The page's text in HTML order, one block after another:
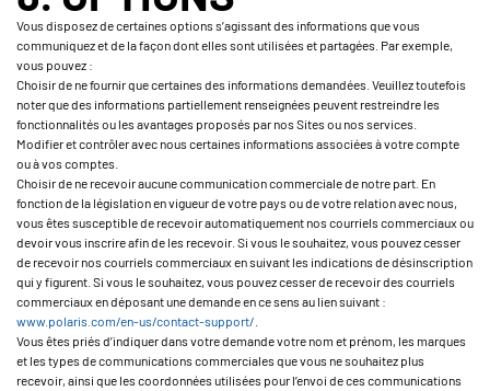
Vous disposez de certaines options s’agissant des informations que vous
communiquez et de la façon dont elles sont utilisées et partagées. Par exemple,
vous pouvez :
Choisir de ne fournir que certaines des informations demandées. Veuillez toutefois
noter que des informations partiellement renseignées peuvent restreindre les
fonctionnalités ou les avantages proposés par nos Sites ou nos services.
Modifier et contrôler avec nous certaines informations associées à votre compte
ou à vos comptes.
Choisir de ne recevoir aucune communication commerciale de notre part. En
fonction de la législation en vigueur de votre pays ou de votre relation avec nous,
vous êtes susceptible de recevoir automatiquement nos courriels commerciaux ou
devoir vous inscrire afin de les recevoir. Si vous le souhaitez, vous pouvez cesser
de recevoir nos courriels commerciaux en suivant les indications de désinscription
qui y figurent. Si vous le souhaitez, vous pouvez cesser de recevoir des courriels
commerciaux en déposant une demande en ce sens au lien suivant :
www.polaris.com/en-us/contact-support/
Vous êtes priés d’indiquer dans votre demande votre nom et prénom, les marques
et les types de communications commerciales que vous ne souhaitez plus
recevoir, ainsi que les coordonnées utilisées pour l’envoi de ces communications